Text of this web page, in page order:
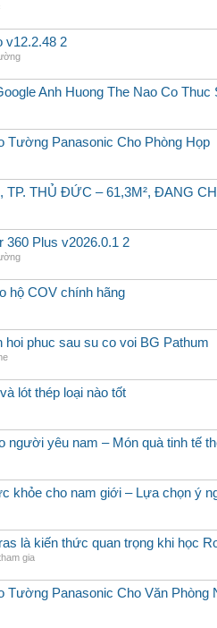
v12.2.48 2
Anh Huong The Nao Co Thuc
Tường Panasonic Cho Phòng Họp
TP. THỦ ĐỨC – 61,3M², ĐANG
360 Plus v2026.0.1 2
hộ COV chính hãng
hoi phuc sau su co voi BG Pathum
lót thép loại nào tốt
người yêu nam – Món quà tinh tế
khỏe cho nam giới – Lựa chọn ý
là kiến thức quan trọng khi học
gia
Tường Panasonic Cho Văn Phòng